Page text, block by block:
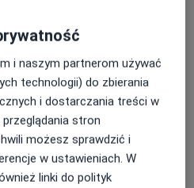
dorosłych (wizyta kontrolna)
dorosłych (pierwsza wizyta)
i naszym partnerom używać
technologii) do zbierania
i dostarczania treści w
stron
możesz sprawdzić i
w ustawieniach. W
linki do polityk